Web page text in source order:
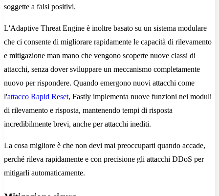
soggette a falsi positivi.
L'Adaptive Threat Engine è inoltre basato su un sistema modulare
che ci consente di migliorare rapidamente le capacità di rilevamento
e mitigazione man mano che vengono scoperte nuove classi di
attacchi, senza dover sviluppare un meccanismo completamente
nuovo per rispondere. Quando emergono nuovi attacchi come
l'attacco Rapid Reset, Fastly implementa nuove funzioni nei moduli
di rilevamento e risposta, mantenendo tempi di risposta
incredibilmente brevi, anche per attacchi inediti.
La cosa migliore è che non devi mai preoccuparti quando accade,
perché rileva rapidamente e con precisione gli attacchi DDoS per
mitigarli automaticamente.